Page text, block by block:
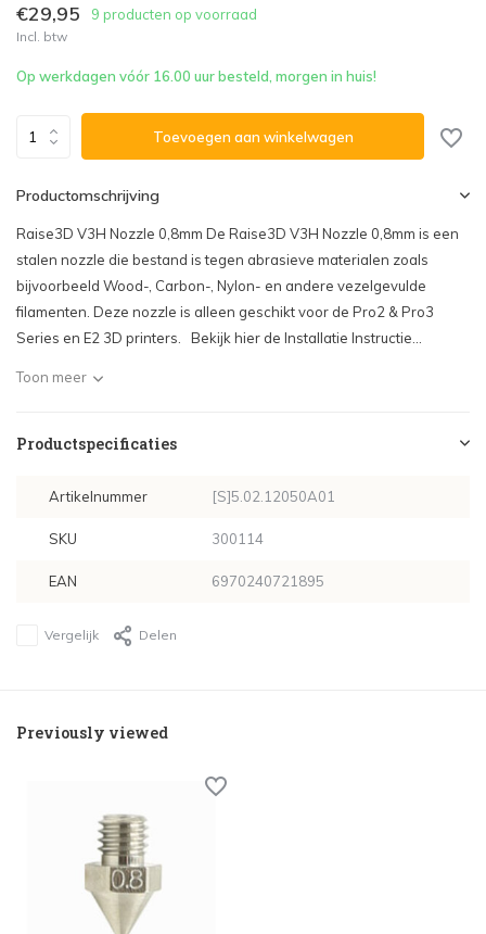
€29,95 9 producten op voorraad
Incl. btw
Op werkdagen vóór 16.00 uur besteld, morgen in huis!
Toevoegen aan winkelwagen
Productomschrijving
Raise3D V3H Nozzle 0,8mm De Raise3D V3H Nozzle 0,8mm is een
stalen nozzle die bestand is tegen abrasieve materialen zoals
bijvoorbeeld Wood-, Carbon-, Nylon- en andere vezelgevulde
filamenten. Deze nozzle is alleen geschikt voor de Pro2 & Pro3
Series en E2 3D printers. Bekijk hier de Installatie Instructie...
Toon meer
Productspecificaties
Artikelnummer [S]5.02.12050A01
SKU 300114
EAN 6970240721895
Vergelijk Delen
Previously viewed